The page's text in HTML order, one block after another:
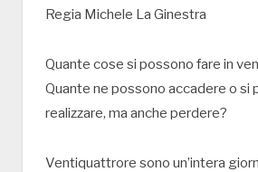
Regia Michele La Ginestra
Quante cose si possono fare in
Quante ne possono accadere o si
realizzare, ma anche perdere?
Ventiquattrore sono un’intera